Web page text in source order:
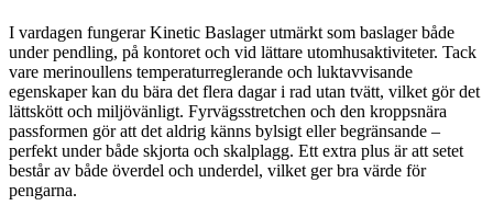
I vardagen fungerar Kinetic Baslager utmärkt som baslager både
under pendling, på kontoret och vid lättare utomhusaktiviteter. Tack
vare merinoullens temperaturreglerande och luktavvisande
egenskaper kan du bära det flera dagar i rad utan tvätt, vilket gör det
lättskött och miljövänligt. Fyrvägsstretchen och den kroppsnära
passformen gör att det aldrig känns bylsigt eller begränsande –
perfekt under både skjorta och skalplagg. Ett extra plus är att setet
består av både överdel och underdel, vilket ger bra värde för
pengarna.